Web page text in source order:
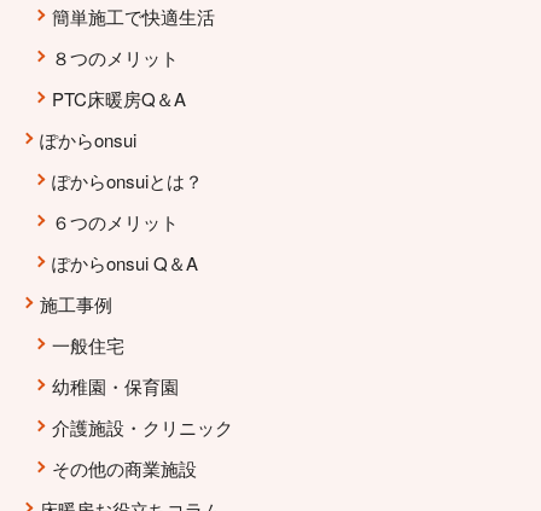
簡単施工で快適生活
８つのメリット
PTC床暖房Q＆A
ぽからonsui
ぽからonsuiとは？
６つのメリット
ぽからonsui Q＆A
施工事例
一般住宅
幼稚園・保育園
介護施設・クリニック
その他の商業施設